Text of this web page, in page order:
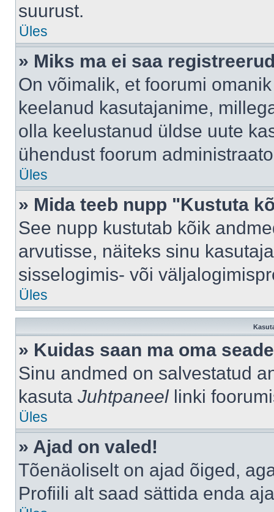
suurust.
Üles
» Miks ma ei saa
On võimalik, et foorumi
keelanud kasutajanime,
olla keelustanud üldse uute
ühendust foorum
Üles
» Mida teeb nupp "Kustuta
See nupp kustutab kõik
arvutisse, näiteks sinu
sisselogimis- või
Üles
» Kuidas saan ma oma
Sinu andmed on salvestatud
kasuta Juhtpaneellinki
Üles
» Ajad on valed!
Tõenäoliselt on ajad õiged,
Profiili alt saad sättida enda